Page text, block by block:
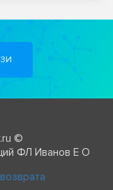
©
ФЛ Иванов Е О